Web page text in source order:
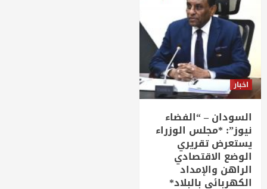
اخبار
السودان – “الفضاء
نيوز”: *مجلس الوزراء
يستعرض تقريري
الوضع الاقتصادي
الراهن والإمداد
الكهربائي بالبلاد*